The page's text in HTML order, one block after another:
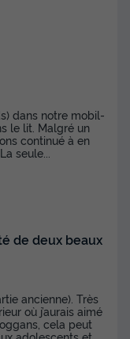
Comfort | 3 Ch. |
dans notre mobil-
le lit. Malgré un
continué à en
seule
de deux beaux
ancienne). Très
où j’aurais aimé
cela peut